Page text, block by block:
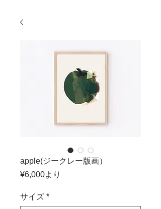
apple(ジークレー版画）
¥6,000より
価
サイズ *